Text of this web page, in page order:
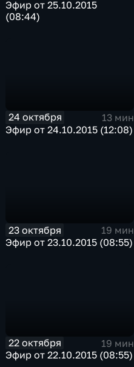
Эфир от 25.10.2015
(08:44)
24 октября
13 мин
Эфир от 24.10.2015 (12:08)
23 октября
19 мин
Эфир от 23.10.2015 (08:55)
22 октября
19 мин
Эфир от 22.10.2015 (08:55)